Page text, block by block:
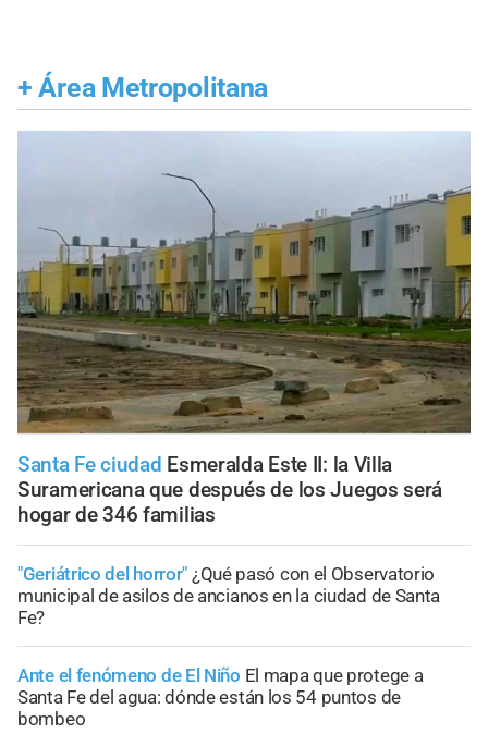
+ Área Metropolitana
Santa Fe ciudad Esmeralda Este II: la Villa
Suramericana que después de los Juegos será
hogar de 346 familias
"Geriátrico del horror" ¿Qué pasó con el Observatorio
municipal de asilos de ancianos en la ciudad de Santa
Fe?
Ante el fenómeno de El Niño El mapa que protege a
Santa Fe del agua: dónde están los 54 puntos de
bombeo